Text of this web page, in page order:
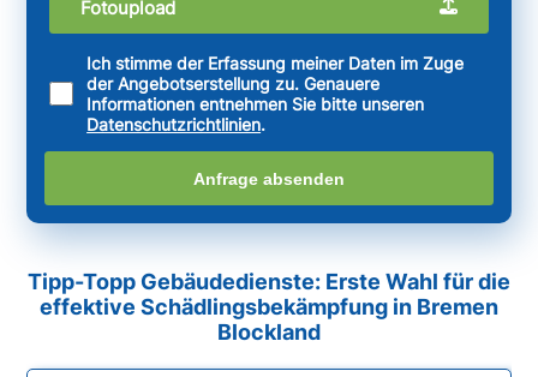
Fotoupload
Ich stimme der Erfassung meiner Daten im Zuge
der Angebotserstellung zu. Genauere
Informationen entnehmen Sie bitte unseren
Datenschutzrichtlinien.
Anfrage absenden
Tipp-Topp Gebäudedienste: Erste Wahl für die
effektive Schädlingsbekämpfung in Bremen
Blockland